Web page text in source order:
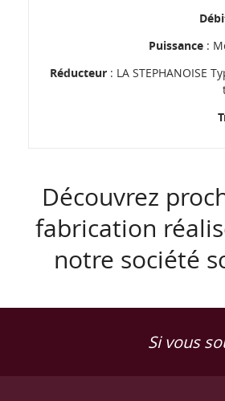
Puissance :
Réducteur : LA STEPHANOISE
Découvrez
fabrication
notre société
Si vous